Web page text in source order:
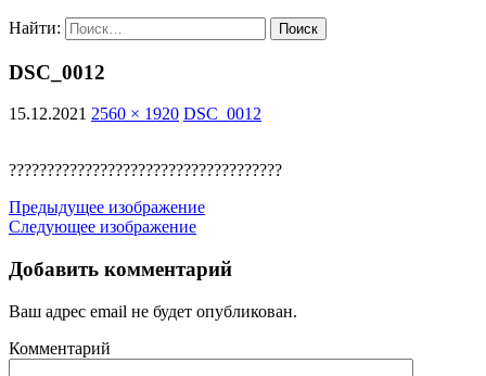
Найти:
DSC_0012
15.12.2021 2560 × 1920 DSC_0012
????????????????????????????????????
Предыдущее изображение
Следующее изображение
Добавить комментарий
Ваш адрес email не будет опубликован.
Комментарий